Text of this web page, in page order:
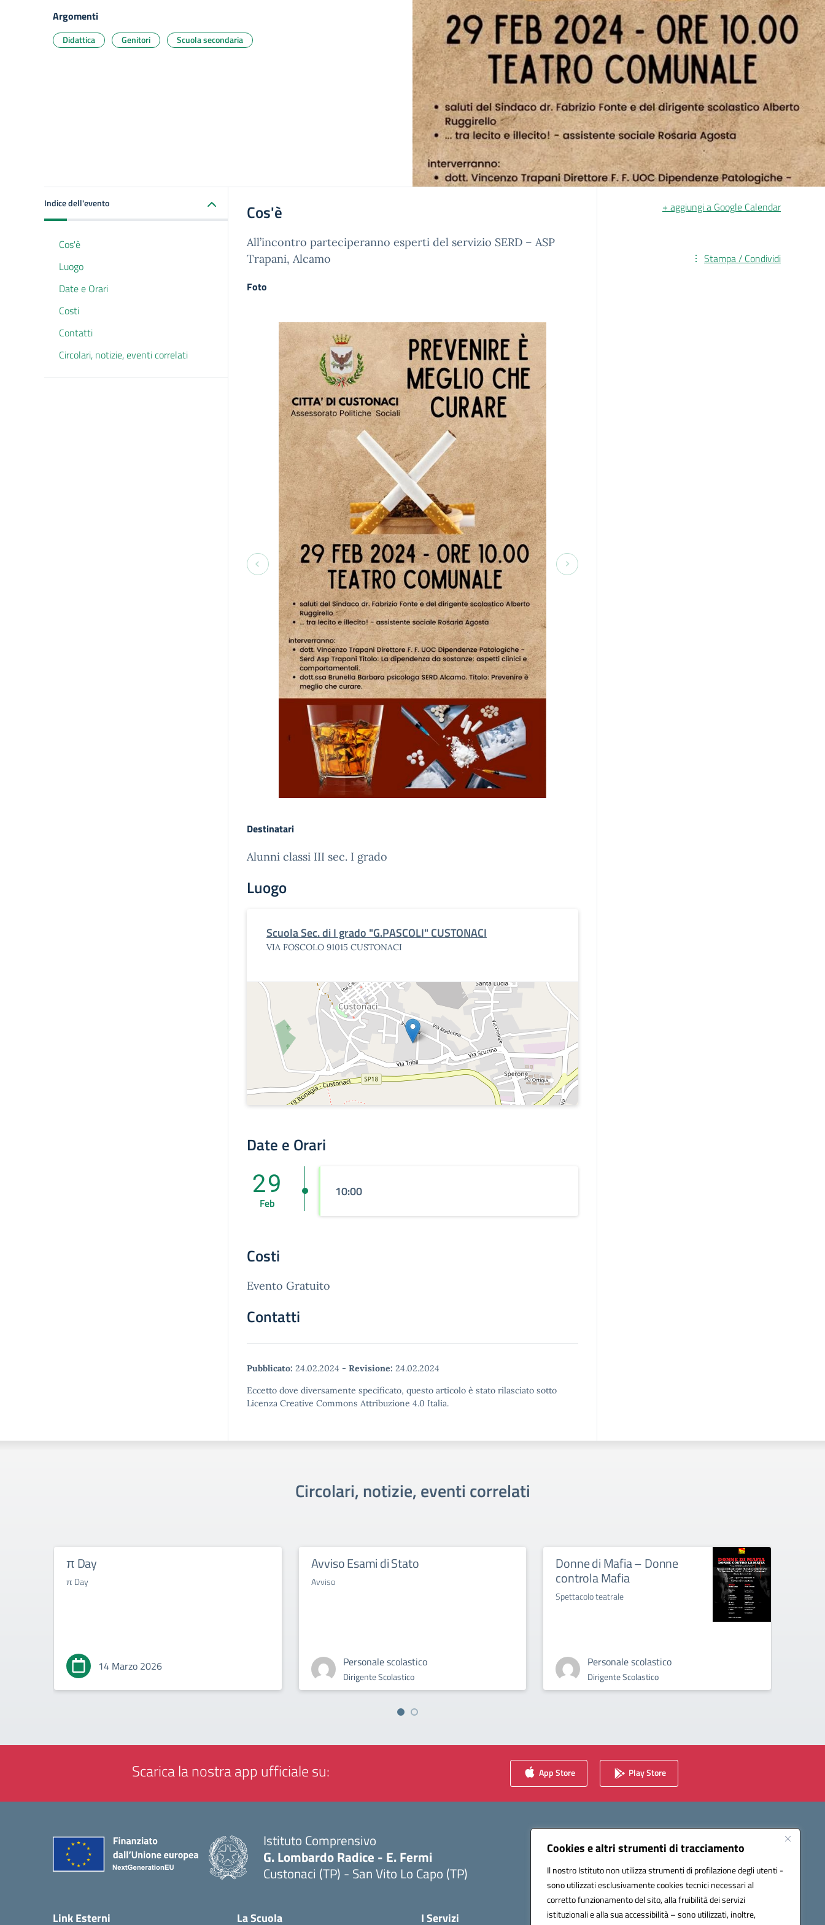
Cookies e altri strumenti di tracciamento
Il nostro Istituto non utilizza strumenti di profilazione degli utenti -
sono utilizzati esclusivamente cookies tecnici necessari al
corretto funzionamento del sito, alla fruibilità dei servizi
istituzionali e alla sua accessibilità – sono utilizzati, inoltre,
Argomenti
Didattica Genitori Scuola secondaria
Indice dell'evento
Cos'è
Luogo
Date e Orari
Costi
Contatti
Circolari, notizie, eventi correlati
Cos'è
All’incontro parteciperanno esperti del servizio SERD – ASP
Trapani, Alcamo
Foto
Destinatari
Alunni classi III sec. I grado
Luogo
Scuola Sec. di I grado "G.PASCOLI" CUSTONACI
VIA FOSCOLO 91015 CUSTONACI
Date e Orari
29
Feb
10:00
Costi
Evento Gratuito
Contatti
Pubblicato: 24.02.2024 - Revisione: 24.02.2024
Eccetto dove diversamente specificato, questo articolo è stato rilasciato sotto
Licenza Creative Commons Attribuzione 4.0 Italia.
+ aggiungi a Google Calendar
Stampa / Condividi
Circolari, notizie, eventi correlati
π Day
π Day
14 Marzo 2026
Avviso Esami di Stato
Avviso
Personale scolastico
Dirigente Scolastico
Donne di Mafia – Donne
controla Mafia
Spettacolo teatrale
Personale scolastico
Dirigente Scolastico
Scarica la nostra app ufficiale su: App Store Play Store
Istituto Comprensivo
G. Lombardo Radice - E. Fermi
Custonaci (TP) - San Vito Lo Capo (TP)
Link Esterni La Scuola I Servizi Novità